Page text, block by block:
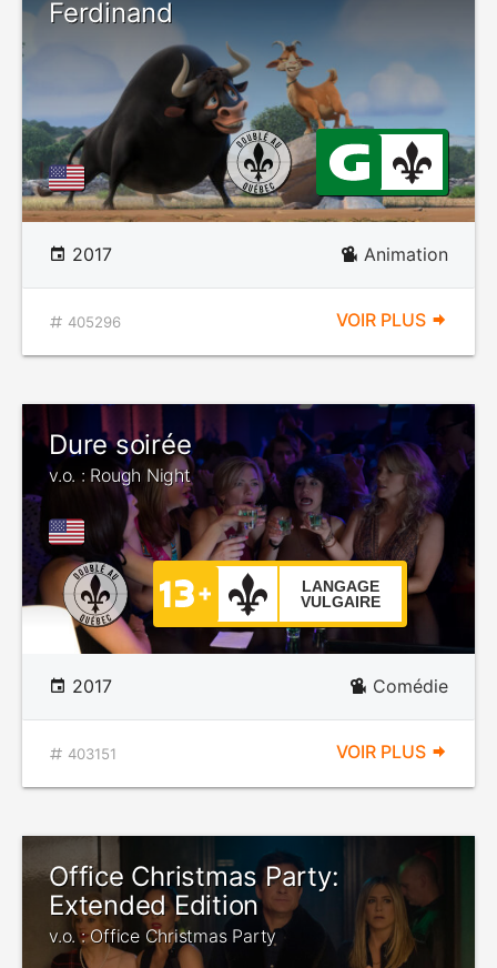
Ferdinand
2017 Animation
405296 VOIR PLUS
Dure soirée
v.o. : Rough Night
LANGAGE
VULGAIRE
2017 Comédie
403151 VOIR PLUS
Office Christmas Party:
Extended Edition
v.o. : Office Christmas Party